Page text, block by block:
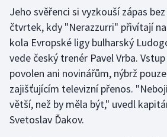
Judo
Krasobruslení
Lezení
Lyže a snowboard
Jeho svěřenci si vyzkouší zápas
čtvrtek, kdy "Nerazzurri" přivítají na
kola Evropské ligy bulharský
vede český trenér Pavel Vrba.
povolen ani novinářům, nýbrž
zajišťujícím televizní přenos.
větší, než by měla být," uvedl
Svetoslav Ďakov.